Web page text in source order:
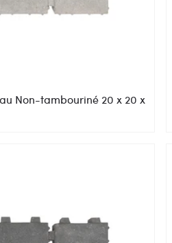
Non-tambouriné 20 x 20 x